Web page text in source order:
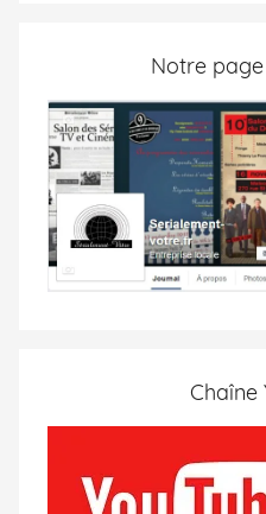
Notre page
Chaîne